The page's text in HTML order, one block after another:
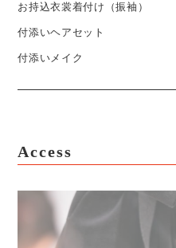
お持込衣裳着付け（振袖）
付添いヘアセット
付添いメイク
Access